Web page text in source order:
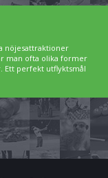
nöjesattraktioner
man ofta olika former
Ett perfekt utflyktsmål